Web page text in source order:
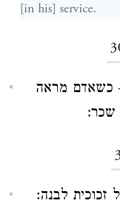
[in his] service.
כשאדם מראה
שכר:
לבנה: